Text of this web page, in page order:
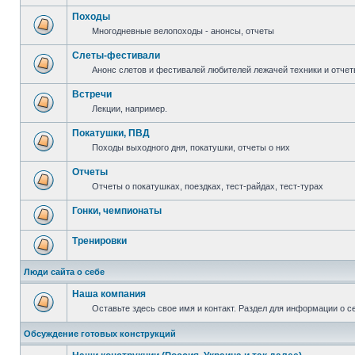
Походы
Многодневные велопоходы - анонсы, отчеты
Слеты-фестивали
Анонс слетов и фестивалей любителей лежачей техники и
Встречи
Лекции, например.
Покатушки, ПВД
Походы выходного дня, покатушки, отчеты о них
Отчеты
Отчеты о покатушках, поездках, тест-райдах, тест-турах
Гонки, чемпионаты
Тренировки
Люди сайта о себе
Наша компания
Оставьте здесь свое имя и контакт. Раздел для информации о
Обсуждение готовых конструкций